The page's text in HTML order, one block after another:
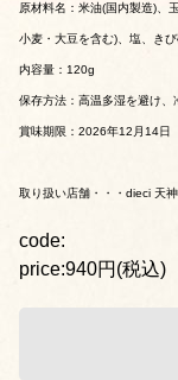
原材料名：米油(国内製造)、
小麦・大豆を含む)、塩、き
内容量：120g
保存方法：高温多湿を避け、
賞味期限：2026年12月14日
取り扱い店舗・・・dieci 天
code:
price:940円(税込)